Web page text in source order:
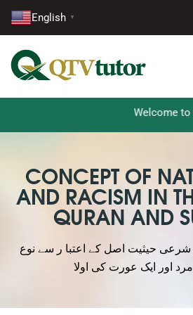
English ▼
Welcome to
CONCEPT OF
AND RACISM IN
QURAN AND
شرعی حیثیت اصل کے اعتبا ر سے نوع
اور ایک عورت کی اولا